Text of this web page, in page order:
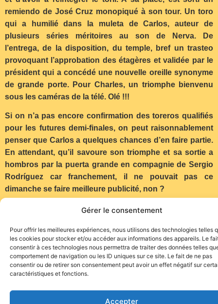
Gérer le consentement
Pour offrir les meilleures expériences, nous utilisons des technologies telles
les cookies pour stocker et/ou accéder aux informations des appareils. Le
consentir à ces technologies nous permettra de traiter des données telles
comportement de navigation ou les ID uniques sur ce site. Le fait de ne pas
consentir ou de retirer son consentement peut avoir un effet négatif sur
caractéristiques et fonctions.
Accepter
remiendo de José Cruz monopiqué à son tour. Un toro
qui a humilié dans la muleta de Carlos, auteur de
plusieurs séries méritoires au son de Nerva. De
l’entrega, de la disposition, du temple, bref un trasteo
provoquant l’approbation des étagères et validée par le
président qui a concédé une nouvelle oreille synonyme
de grande porte. Pour Charles, un triomphe bienvenu
sous les caméras de la télé. Olé !!!
Si on n’a pas encore confirmation des toreros qualifiés
pour les futures demi-finales, on peut raisonnablement
penser que Carlos a quelques chances d’en faire partie.
En attendant, qu’il savoure son triomphe et sa sortie a
hombros par la puerta grande en compagnie de Sergio
Rodríguez car franchement, il ne pouvait pas ce
dimanche se faire meilleure publicité, non ?
Site de l'association TOROFIESTA